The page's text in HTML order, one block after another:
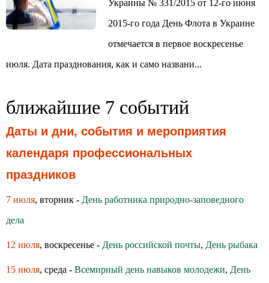
Украины № 331/2015 от 12-го июня
2015-го года День Флота в Украине
отмечается в первое воскресенье
июля. Дата празднования, как и само названи...
ближайшие 7 событий
Даты и дни, события и мероприятия
календаря профессиональных
праздников
7 июля, вторник - День работника природно-заповедного
дела
12 июля, воскресенье - День российской почты, День рыбака
15 июля, среда - Всемирный день навыков молодежи, День